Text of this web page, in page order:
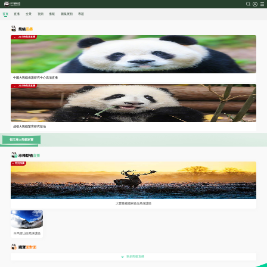
首頁 直播 全景 視頻 播報 圖集展館 專題
熊貓直播
24小時高清直播
中國大熊貓保護研究中心高清直播
24小時高清直播
成都大熊貓繁育研究基地
都江堰大熊貓家寶
成都幼年園B
成都幼年園A
成都一號別墅B
成都一號別墅A
都江堰喜豆、巢天驕、豆伴
都江堰大熊貓祿祿
成都幼兒園B
成都母子園B
成都幼兒園A
珍稀動物直播
特別推薦
大豐麋鹿國家級自然保護區
白馬雪山自然保護區
國寶面對面
更多熊貓直播